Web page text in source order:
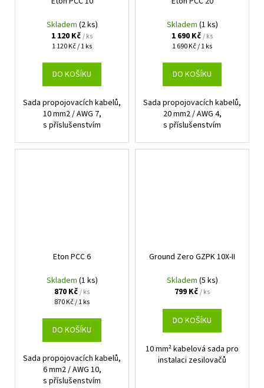
Skladem (2 ks)
1 120 Kč/ ks
Měrná
1 120 Kč / 1 ks
DO KOŠÍKU
Sada propojovacích kabelů,
10 mm2 / AWG 7,
s příslušenstvím
Skladem (1 ks)
1 690 Kč/ ks
Měrná
1 690 Kč / 1 ks
DO KOŠÍKU
Sada propojovacích kabelů,
20 mm2 / AWG 4,
s příslušenstvím
Eton PCC 6
Skladem (1 ks)
870 Kč/ ks
Měrná
870 Kč / 1 ks
DO KOŠÍKU
Sada propojovacích kabelů,
6 mm2 / AWG 10,
s příslušenstvím
Ground Zero GZPK 10X-II
Skladem (5 ks)
799 Kč/ ks
DO KOŠÍKU
10 mm² kabelová sada pro
instalaci zesilovačů